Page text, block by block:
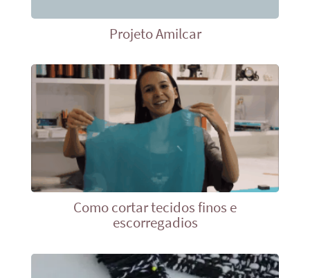
Projeto Amilcar
Como cortar tecidos finos e
escorregadios